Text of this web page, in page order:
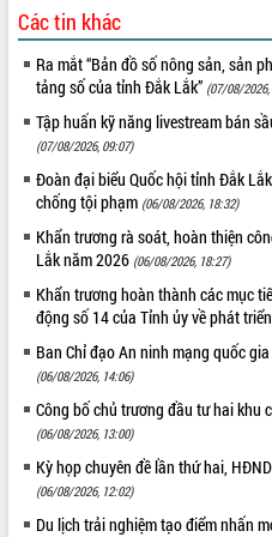
Lắk
Khơi thông điểm nghẽn, đẩy nhanh
giải ngân vốn khắc phục thiên tai
HĐND tỉnh thông qua điều chỉnh Quy
hoạch tỉnh thời kỳ 2021-2030
hoạch tỉnh Đắk Lắk thời kỳ 2021-2030,
tầm nhìn đến năm 2050
Nâng cao hiệu quả hoạt động của các
doanh nghiệp nhà nước
Hội nghị triển khai kết nối mạng
truyền số liệu chuyên dùng phục vụ cơ
quan Đảng, Nhà nước
Lễ phát động chuỗi hoạt động chung
tay làm sạch môi trường
Xã Ea Kar bước chuyển mình trong
mới
UBND tỉnh họp báo định kỳ tháng 4
năm 2026
Các tin khác
Ra mắt “Bản đồ số nông sản, sản
tảng số của tỉnh Đắk Lắk” (07/08/
Tập huấn kỹ năng livestream bán
(07/08/2026, 09:07)
Đoàn đại biểu Quốc hội tỉnh Đắk
chống tội phạm (06/08/2026, 18:32)
Khẩn trương rà soát, hoàn thiện
Lắk năm 2026 (06/08/2026, 18:27)
Khẩn trương hoàn thành các mục
động số 14 của Tỉnh ủy về phát
Ban Chỉ đạo An ninh mạng quốc
(06/08/2026, 14:06)
Công bố chủ trương đầu tư hai khu
(06/08/2026, 13:00)
Kỳ họp chuyên đề lần thứ hai,
(06/08/2026, 12:02)
Du lịch trải nghiệm tạo điểm nhấn